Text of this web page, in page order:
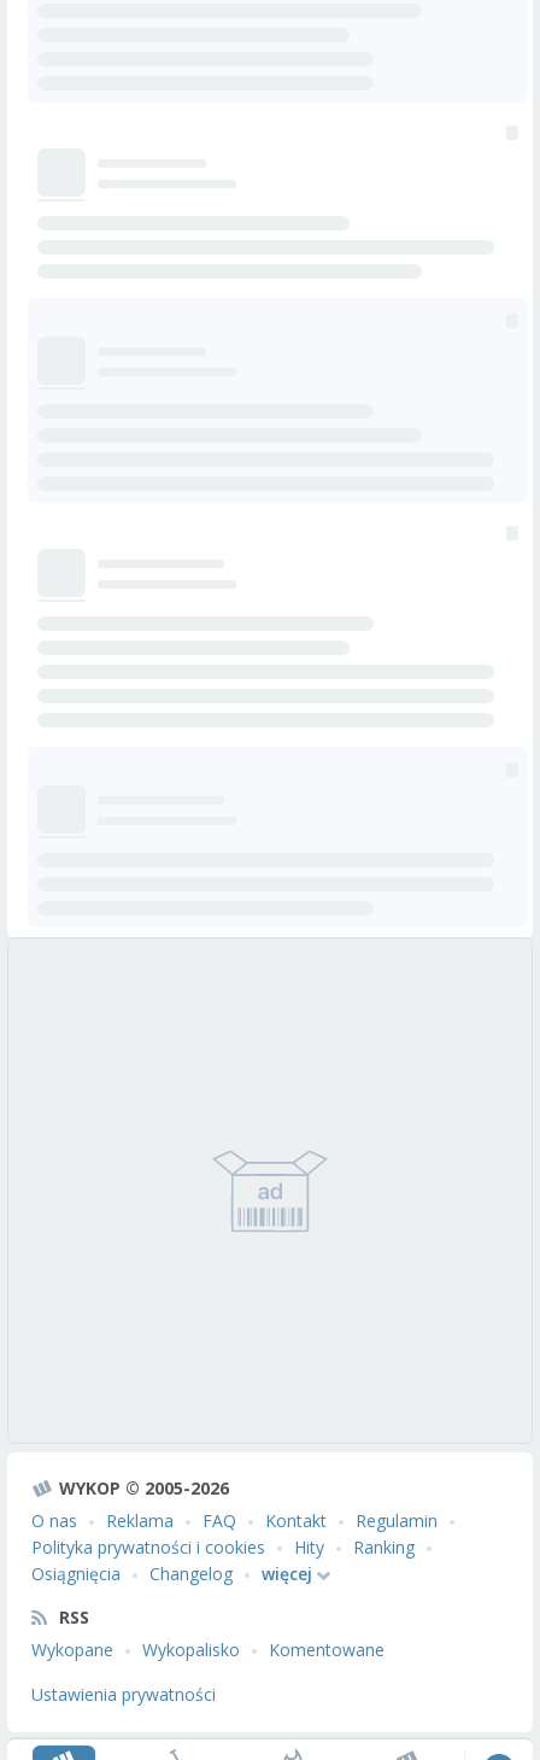
WYKOP © 2005-2026
O nas
Reklama FAQ Kontakt
Regulamin
Polityka prywatności i cookies
Hity
Ranking
Osiągnięcia
Changelog
więcej
RSS
Wykopane
Wykopalisko
Komentowane
Ustawienia prywatności